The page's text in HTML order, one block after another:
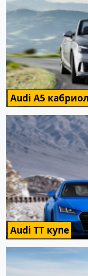
Audi A5
Audi TT купе